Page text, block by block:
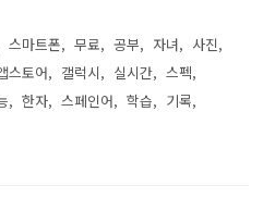
스마트폰 무료 공부 자녀
사진
스토어 갤럭시 실시간
스펙
한자 스페인어 학습
기록